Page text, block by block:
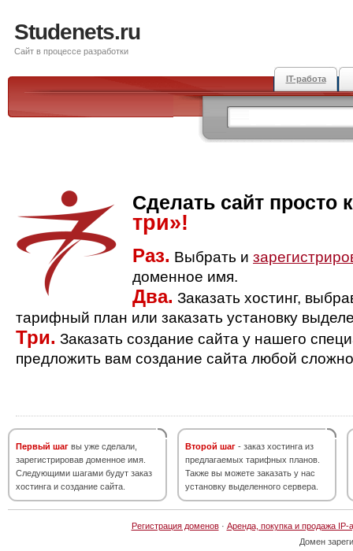
Studenets.ru
Сайт в процессе разработки
IT-работа
Сделать сайт просто
три»!
Раз. Выбрать и
доменное имя.
Два. Заказать хостинг,
тарифный план или заказать установку
Три. Заказать создание сайта у нашего
предложить вам создание сайта любой
Первый шаг вы уже сделали,
зарегистрировав доменное имя.
Следующими шагами будут заказ
хостинга и создание сайта.
Второй шаг - заказ хостинга из
предлагаемых тарифных планов.
Также вы можете заказать у нас
установку выделенного сервера.
Регистрация доменов· Аренда, покупка и продажа IP-
Домен